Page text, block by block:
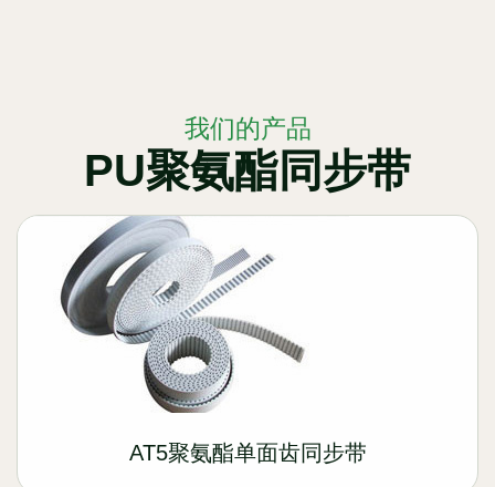
我们的产品
PU聚氨酯同步带
AT5聚氨酯单面齿同步带